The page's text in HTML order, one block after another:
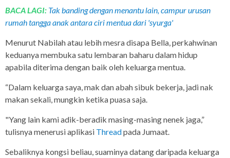
BACA LAGI: Tak banding dengan menantu lain, campur urusan
rumah tangga anak antara ciri mentua dari 'syurga'
Menurut Nabilah atau lebih mesra disapa Bella, perkahwinan
keduanya membuka satu lembaran baharu dalam hidup
apabila diterima dengan baik oleh keluarga mentua.
“Dalam keluarga saya, mak dan abah sibuk bekerja, jadi nak
makan sekali, mungkin ketika puasa saja.
"Yang lain kami adik-beradik masing-masing nenek jaga,”
tulisnya menerusi aplikasi Threadpada Jumaat.
Sebaliknya kongsi beliau, suaminya datang daripada keluarga